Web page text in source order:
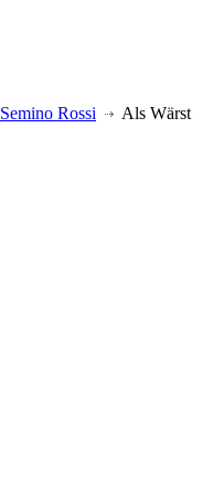
Semino Rossi
Als Wärst